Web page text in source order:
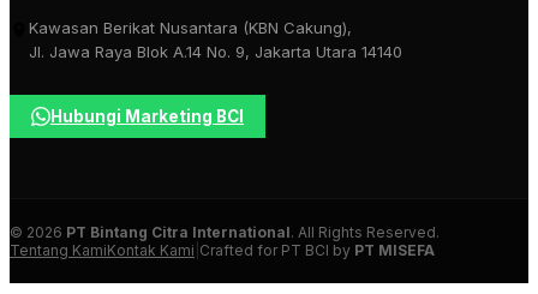
Kawasan Berikat Nusantara (KBN Cakung),
Jl. Jawa Raya Blok A.14 No. 9, Jakarta Utara 14140
Hubungi Marketing BCI
© 2026 PT Bintang Citra International. All Rights Reserved.
Tentang KamiKontak Kami Crafted for PT BCI by PT MISEFA